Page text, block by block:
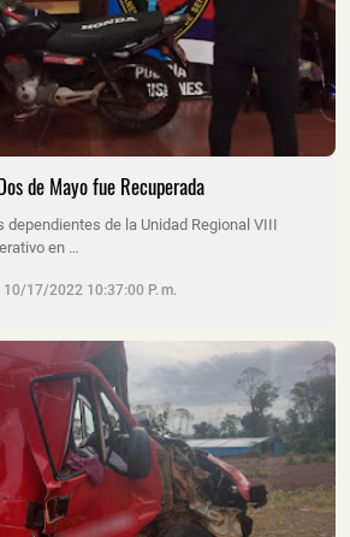
de Mayo fue Recuperada
de la Unidad Regional VIII
en …
10/17/2022 10:37:00 P. M.